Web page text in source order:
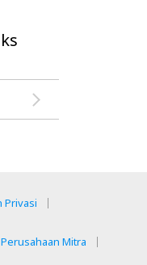
Privasi
Mitra